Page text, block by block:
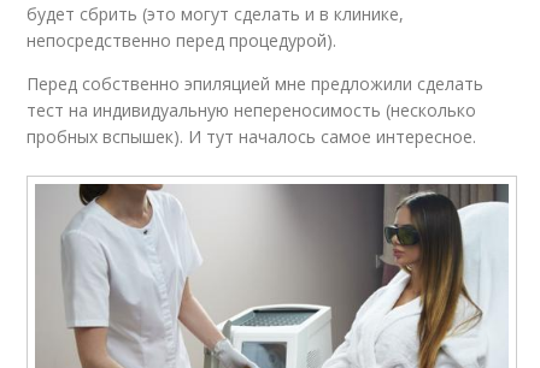
будет сбрить (это могут сделать и в клинике,
непосредственно перед процедурой).
Перед собственно эпиляцией мне предложили сделать
тест на индивидуальную непереносимость (несколько
пробных вспышек). И тут началось самое интересное.